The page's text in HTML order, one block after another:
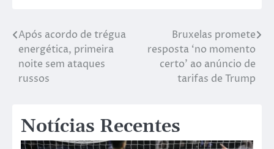
Após acordo de trégua
energética, primeira
noite sem ataques
russos
Bruxelas promete
resposta ‘no momento
certo’ ao anúncio de
tarifas de Trump
Notícias Recentes